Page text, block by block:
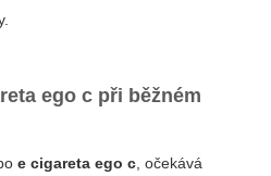
ego c při běžném
e cigareta ego c, očekává